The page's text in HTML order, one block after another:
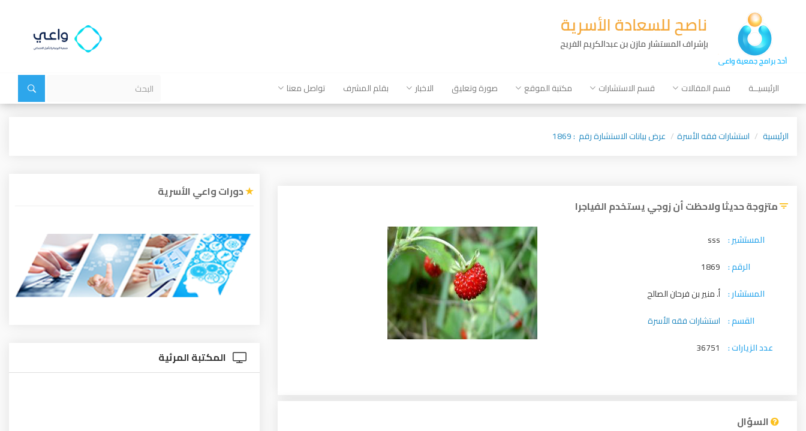
الرئيسيــة قسم المقالات قسم الاستشارات مكتبة الموقع صورة وتعليق الاخبار بقلم المشرف تواصل معنا
الرئيسية استشارات فقه الأسرة عرض بيانات الاستشارة رقم : 1869
متزوجة حديثا ولاحظت أن زوجي يستخدم الفياجرا
المستشير : sss
الرقم : 1869
المستشار : أ. منير بن فرحان الصالح
القسم : استشارات فقه الأسرة
عدد الزيارات :
36751
السؤال
دورات واعي الأسرية
المكتبة المرئية